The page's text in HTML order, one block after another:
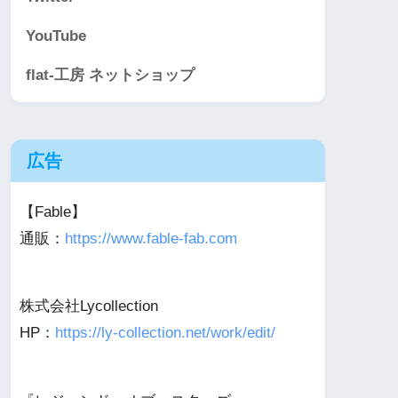
YouTube
flat-工房 ネットショップ
広告
【Fable】
通販： https://www.fable-fab.com
株式会社Lycollection
HP： https://ly-collection.net/work/edit/